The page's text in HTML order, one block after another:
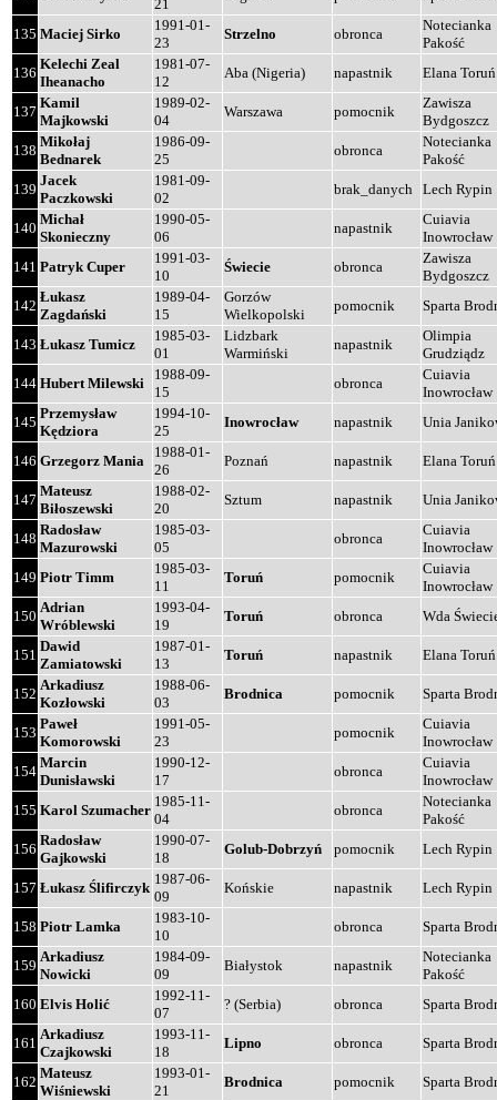
21
135 Maciej Sirko
1991-01-
23
Strzelno obronca
Notecianka
Pakość
136
Kelechi Zeal
Iheanacho
1981-07-
12
Aba (Nigeria) napastnik Elana Toruń
137
Kamil
Majkowski
1989-02-
04
Warszawa pomocnik
Zawisza
Bydgoszcz
138
Mikołaj
Bednarek
1986-09-
25
obronca
Notecianka
Pakość
139
Jacek
Paczkowski
1981-09-
02
brak_danych Lech Rypin
140
Michał
Skonieczny
1990-05-
06
napastnik
Cuiavia
Inowrocław
141 Patryk Cuper
1991-03-
10
Świecie obronca
Zawisza
Bydgoszcz
142
Łukasz
Zagdański
1989-04-
15
Gorzów
Wielkopolski
pomocnik Sparta
143 Łukasz Tumicz
1985-03-
01
Lidzbark
Warmiński
napastnik
Olimpia
Grudziądz
144 Hubert Milewski
1988-09-
15
obronca
Cuiavia
Inowrocław
145
Przemysław
Kędziora
1994-10-
25
Inowrocław napastnik Unia
146 Grzegorz Mania
1988-01-
26
Poznań napastnik Elana Toruń
147
Mateusz
Biłoszewski
1988-02-
20
Sztum napastnik Unia
148
Radosław
Mazurowski
1985-03-
05
obronca
Cuiavia
Inowrocław
149 Piotr Timm
1985-03-
11
Toruń pomocnik
Cuiavia
Inowrocław
150
Adrian
Wróblewski
1993-04-
19
Toruń obronca Wda
151
Dawid
Zamiatowski
1987-01-
13
Toruń napastnik Elana Toruń
152
Arkadiusz
Kozłowski
1988-06-
03
Brodnica pomocnik Sparta
153
Paweł
Komorowski
1991-05-
23
pomocnik
Cuiavia
Inowrocław
154
Marcin
Dunisławski
1990-12-
17
obronca
Cuiavia
Inowrocław
155 Karol Szumacher
1985-11-
04
obronca
Notecianka
Pakość
156
Radosław
Gajkowski
1990-07-
18
Golub-Dobrzyń pomocnik Lech Rypin
157 Łukasz Ślifirczyk
1987-06-
09
Końskie napastnik Lech Rypin
158 Piotr Lamka
1983-10-
10
obronca Sparta
159
Arkadiusz
Nowicki
1984-09-
09
Białystok napastnik
Notecianka
Pakość
160 Elvis Holić
1992-11-
07
? (Serbia) obronca Sparta
161
Arkadiusz
Czajkowski
1993-11-
18
Lipno obronca Sparta
162
Mateusz
Wiśniewski
1993-01-
21
Brodnica pomocnik Sparta